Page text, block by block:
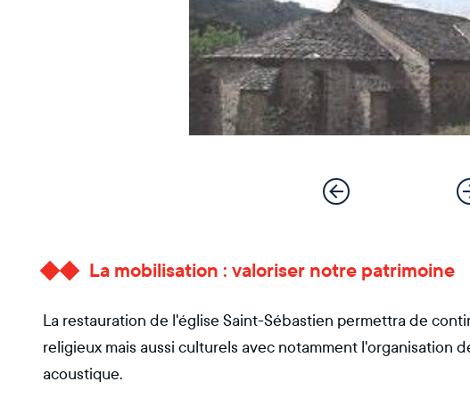
La mobilisation : valoriser notre patrimoine
La restauration de l'église Saint-Sébastien permettra de
religieux mais aussi culturels avec notamment l'organisation
acoustique.